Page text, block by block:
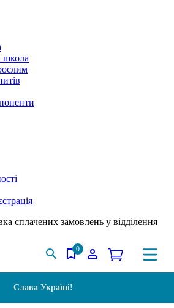
школа
сплачених замовлень у відділення
0
Слава Україні!